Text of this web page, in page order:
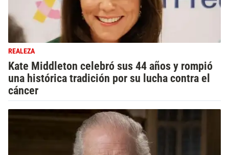
REALEZA
Kate Middleton celebró sus 44 años y rompió
una histórica tradición por su lucha contra el
cáncer